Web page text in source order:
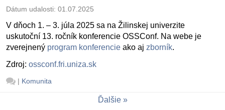
Dátum udalosti: 01.07.2025
V dňoch 1. – 3. júla 2025 sa na Žilinskej univerzite
uskutoční 13. ročník konferencie OSSConf. Na webe je
zverejnený program konferencie ako aj zborník.
Zdroj: ossconf.fri.uniza.sk
| Komunita
Ďalšie